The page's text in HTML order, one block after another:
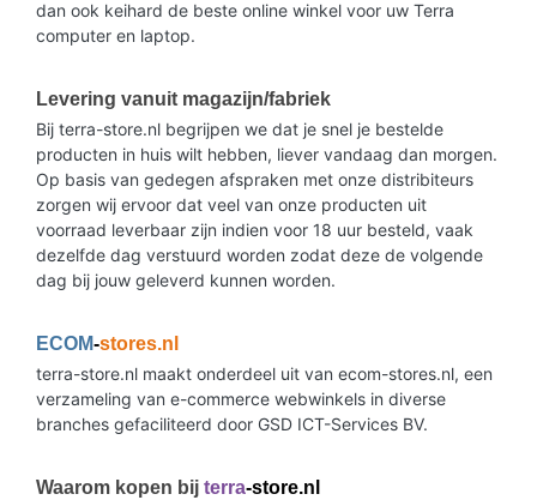
dan ook keihard de beste online winkel voor uw Terra
computer en laptop.
Levering vanuit magazijn/fabriek
Bij terra-store.nl begrijpen we dat je snel je bestelde
producten in huis wilt hebben, liever vandaag dan morgen.
Op basis van gedegen afspraken met onze distribiteurs
zorgen wij ervoor dat veel van onze producten uit
voorraad leverbaar zijn indien voor 18 uur besteld, vaak
dezelfde dag verstuurd worden zodat deze de volgende
dag bij jouw geleverd kunnen worden.
ECOM-stores.nl
terra-store.nl maakt onderdeel uit van ecom-stores.nl, een
verzameling van e-commerce webwinkels in diverse
branches gefaciliteerd door GSD ICT-Services BV.
Waarom kopen bij terra-store.nl